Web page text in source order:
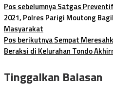
Pos sebelumnyaSatgas
2021, Polres Parigi Moutong
Masyarakat
Pos berikutnyaSempat
Beraksi di Kelurahan Tondo
Tinggalkan Balasan